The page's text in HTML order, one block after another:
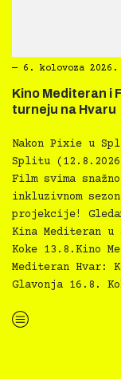
― 6. kolovoza 2026.
Kino Mediteran i
turneju na Hvaru
Nakon Pixie u
Splitu
Film svima
inkluzivnom
projekcije!
Kina Mediteran
Koke 13.8.Kino
Mediteran Hvar:
Glavonja 16.8.
“Kino Mediteran i Film svima nastavljaju inkluzivnu turneju na Hvaru”